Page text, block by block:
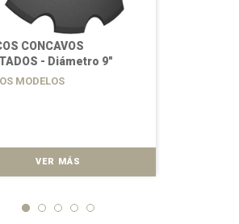
CONCAVOS
- Diámetro 9"
MODELOS
VER MÁS